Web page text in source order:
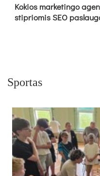
Kokios marketingo
stipriomis SEO
Sportas